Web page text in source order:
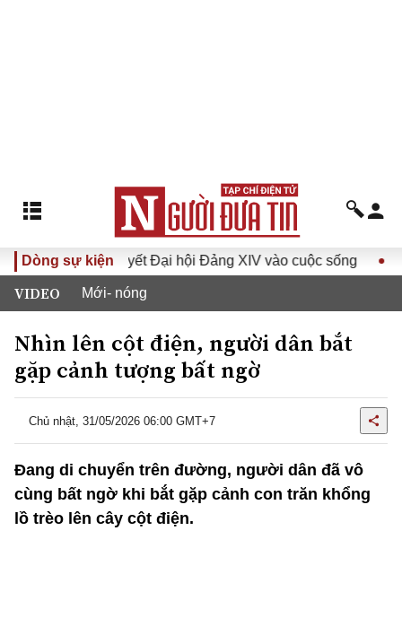
Dòng sự kiện
Đưa Nghị quyết Đại hội Đảng XIV vào cuộc sống Hướng
VIDEO Mới- nóng
Nhìn lên cột điện, người dân bắt
gặp cảnh tượng bất ngờ
Chủ nhật, 31/05/2026 06:00 GMT+7
Đang di chuyển trên đường, người dân đã vô
cùng bất ngờ khi bắt gặp cảnh con trăn khổng
lồ trèo lên cây cột điện.